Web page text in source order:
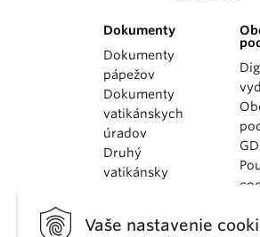
Vaše nastavenie
Dokumenty
Dokumenty
pápežov
Dokumenty
vatikánskych
úradov
Druhý
vatikánsky
KBS